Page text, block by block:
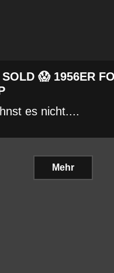
SOLD 😱 1956ER
es nicht....
Mehr